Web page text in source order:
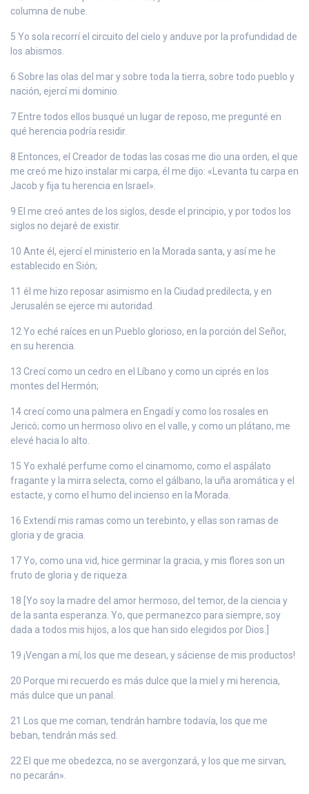
columna de nube.
5 Yo sola recorrí el circuito del cielo y anduve por la profundidad de
los abismos.
6 Sobre las olas del mar y sobre toda la tierra, sobre todo pueblo y
nación, ejercí mi dominio.
7 Entre todos ellos busqué un lugar de reposo, me pregunté en
qué herencia podría residir.
8 Entonces, el Creador de todas las cosas me dio una orden, el que
me creó me hizo instalar mi carpa, él me dijo: «Levanta tu carpa en
Jacob y fija tu herencia en Israel».
9 El me creó antes de los siglos, desde el principio, y por todos los
siglos no dejaré de existir.
10 Ante él, ejercí el ministerio en la Morada santa, y así me he
establecido en Sión;
11 él me hizo reposar asimismo en la Ciudad predilecta, y en
Jerusalén se ejerce mi autoridad.
12 Yo eché raíces en un Pueblo glorioso, en la porción del Señor,
en su herencia.
13 Crecí como un cedro en el Líbano y como un ciprés en los
montes del Hermón;
14 crecí como una palmera en Engadí y como los rosales en
Jericó; como un hermoso olivo en el valle, y como un plátano, me
elevé hacia lo alto.
15 Yo exhalé perfume como el cinamomo, como el aspálato
fragante y la mirra selecta, como el gálbano, la uña aromática y el
estacte, y como el humo del incienso en la Morada.
16 Extendí mis ramas como un terebinto, y ellas son ramas de
gloria y de gracia.
17 Yo, como una vid, hice germinar la gracia, y mis flores son un
fruto de gloria y de riqueza.
18 [Yo soy la madre del amor hermoso, del temor, de la ciencia y
de la santa esperanza. Yo, que permanezco para siempre, soy
dada a todos mis hijos, a los que han sido elegidos por Dios.]
19 ¡Vengan a mí, los que me desean, y sáciense de mis productos!
20 Porque mi recuerdo es más dulce que la miel y mi herencia,
más dulce que un panal.
21 Los que me coman, tendrán hambre todavía, los que me
beban, tendrán más sed.
22 El que me obedezca, no se avergonzará, y los que me sirvan,
no pecarán».